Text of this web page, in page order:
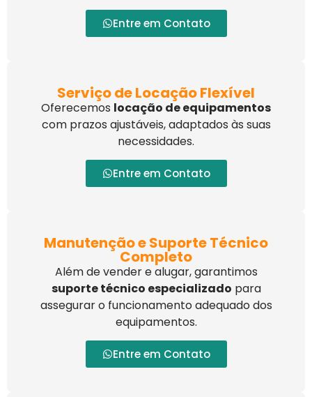
Entre em Contato
Serviço de Locação Flexível
Oferecemos locação de equipamentos
com prazos ajustáveis, adaptados às suas
necessidades.
Entre em Contato
Manutenção e Suporte Técnico
Completo
Além de vender e alugar, garantimos
suporte técnico especializado para
assegurar o funcionamento adequado dos
equipamentos.
Entre em Contato